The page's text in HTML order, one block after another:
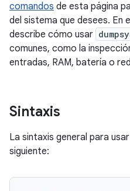
comandos de esta página
del sistema que desees. En
describe cómo usar
comunes, como la
entradas, RAM, batería o
Sintaxis
La sintaxis general para
siguiente: